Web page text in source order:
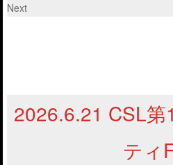
Next
2026.6.21 CSL第
ティ